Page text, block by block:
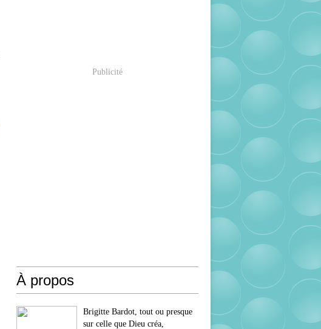
Publicité
À propos
Brigitte Bardot, tout ou presque
sur celle que Dieu créa,